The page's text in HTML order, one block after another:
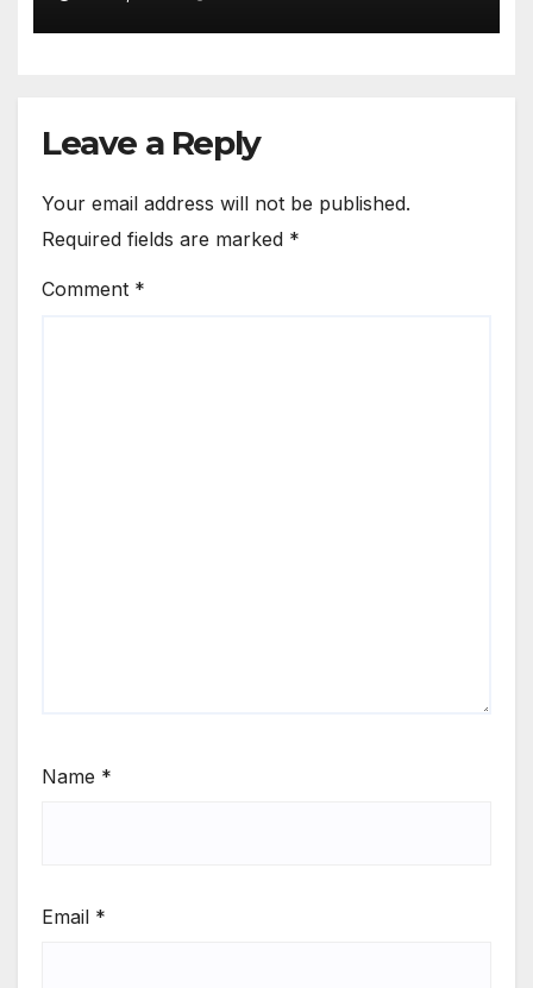
Leave a Reply
Your email address will not be published.
Required fields are marked *
Comment *
Name *
Email *